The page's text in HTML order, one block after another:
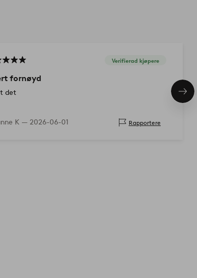
Verifierad kjøpere
fornøyd
det
K — 2026-06-01 Rapportere